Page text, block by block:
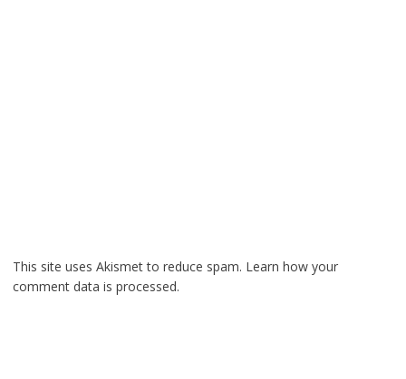
This site uses Akismet to reduce spam. Learn how your
comment data is processed.